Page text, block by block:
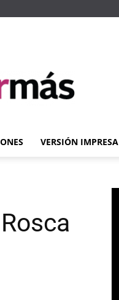
VERSIÓN IMPRESA